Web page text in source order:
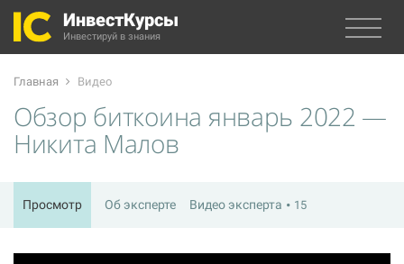
ИнвестКурсы
Инвестируй в знания
Главная Видео
Обзор биткоина январь 2022 —
Никита Малов
Просмотр Об эксперте Видео эксперта 15